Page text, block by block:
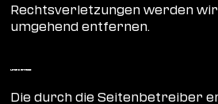
Rechtsverletzungen werden
umgehend entfernen.
Urheberrecht
Die durch die Seitenbetreiber